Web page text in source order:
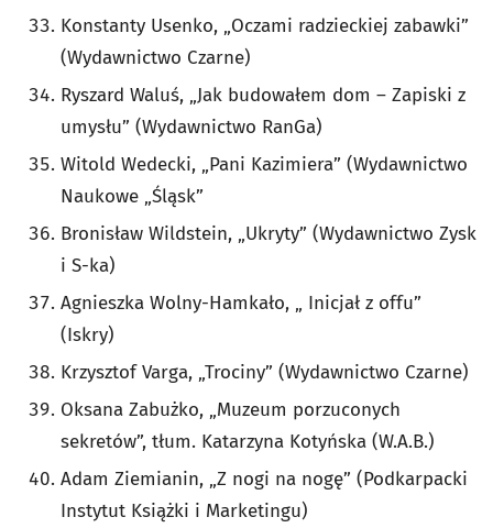
Konstanty Usenko, „Oczami radzieckiej zabawki”
(Wydawnictwo Czarne)
Ryszard Waluś, „Jak budowałem dom – Zapiski z
umysłu” (Wydawnictwo RanGa)
Witold Wedecki, „Pani Kazimiera” (Wydawnictwo
Naukowe „Śląsk”
Bronisław Wildstein, „Ukryty” (Wydawnictwo Zysk
i S-ka)
Agnieszka Wolny-Hamkało, „ Inicjał z offu”
(Iskry)
Krzysztof Varga, „Trociny” (Wydawnictwo Czarne)
Oksana Zabużko, „Muzeum porzuconych
sekretów”, tłum. Katarzyna Kotyńska (W.A.B.)
Adam Ziemianin, „Z nogi na nogę” (Podkarpacki
Instytut Książki i Marketingu)